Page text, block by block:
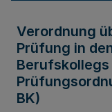
Verordnung
Prüfung in
BK)